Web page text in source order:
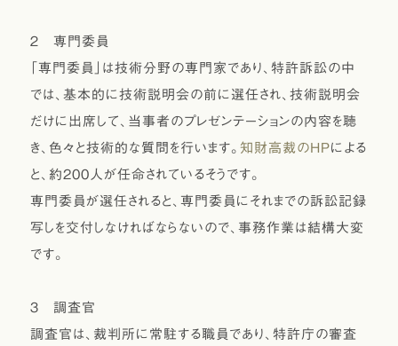
２ 専門委員
「専門委員」は技術分野の専門家であり、特許訴訟の中
では、基本的に技術説明会の前に選任され、技術説明会
だけに出席して、当事者のプレゼンテーションの内容を聴
き、色々と技術的な質問を行います。知財高裁のHPによる
と、約200人が任命されているそうです。
専門委員が選任されると、専門委員にそれまでの訴訟記録
写しを交付しなければならないので、事務作業は結構大変
です。
３ 調査官
調査官は、裁判所に常駐する職員であり、特許庁の審査